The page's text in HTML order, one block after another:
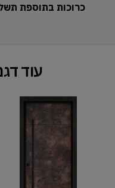
כרוכות בתוספת
עוד